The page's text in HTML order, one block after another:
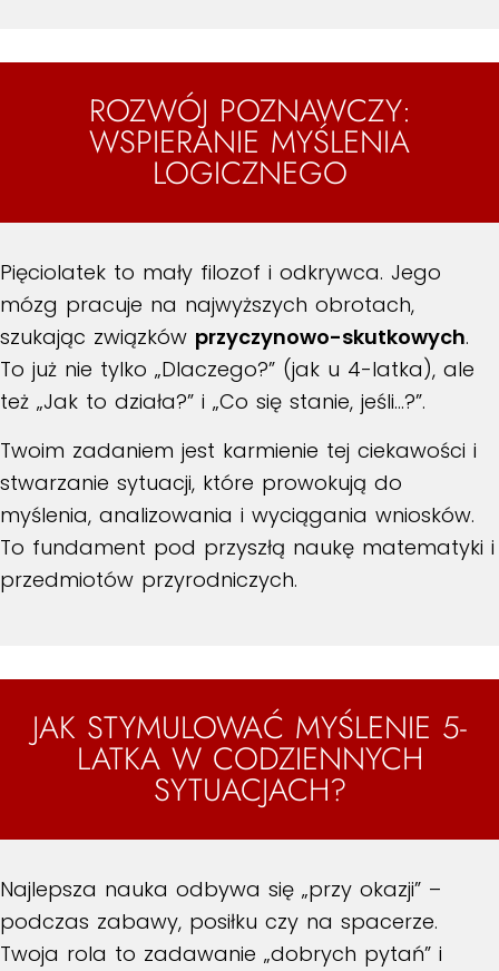
ROZWÓJ POZNAWCZY:
WSPIERANIE MYŚLENIA
LOGICZNEGO
Pięciolatek to mały filozof i odkrywca. Jego
mózg pracuje na najwyższych obrotach,
szukając związków przyczynowo-skutkowych.
To już nie tylko „Dlaczego?” (jak u 4-latka), ale
też „Jak to działa?” i „Co się stanie, jeśli…?”.
Twoim zadaniem jest karmienie tej ciekawości i
stwarzanie sytuacji, które prowokują do
myślenia, analizowania i wyciągania wniosków.
To fundament pod przyszłą naukę matematyki i
przedmiotów przyrodniczych.
JAK STYMULOWAĆ MYŚLENIE 5-
LATKA W CODZIENNYCH
SYTUACJACH?
Najlepsza nauka odbywa się „przy okazji” –
podczas zabawy, posiłku czy na spacerze.
Twoja rola to zadawanie „dobrych pytań” i